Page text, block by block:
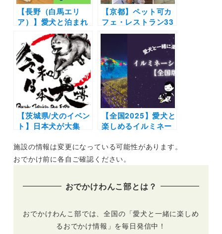
【長野（白馬エリ
ア）】愛犬と泊まれ
る宿11選！温泉付き
のリゾートホテルか
らペットフレンドリ
ーなペンションまで
を厳選（実際のおで
かけレポートあり）
【京都】ペット可カ
フェ・レストラン33
選！店内OKの和菓
子店やドッグラン付
きのカフェまとめ｜
実際のおでかけレポ
ート付き
【茨城県/犬のイベン
ト】日本犬が大集
わんこ集まれ♪「令
和日本犬博2021 –
もれび森のイバライ
【全国2025】愛犬と
楽しめるイルミネー
選！イベント情報も
満載 | わんこと冬の
レポートあり）
施設の情報は変更になっている可能性があります。
おでかけ前に各自ご確認ください。
おでかけわんこ部とは？
おでかけわんこ部では、全国の「愛犬と一緒に楽しめ
るおでかけ情報」を毎日発信中！